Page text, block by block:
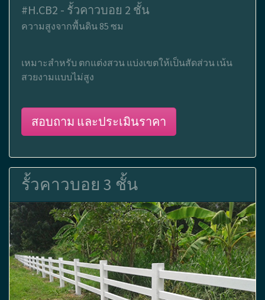
#H.CB2 - รั้วคาวบอย 2 ชั้น
ความสูงจากพื้นดิน 85 ซม
เหมาะสำหรับ ตกแต่งสวน แบ่งเขตให้เป็นสัดส่วน เน้น
สวยงามแบบไม่สูง
สอบถาม และประเมินราคา
รั้วคาวบอย 3 ชั้น